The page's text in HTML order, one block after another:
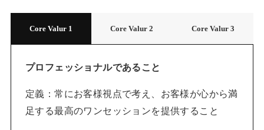
Core Valur 1 Core Valur 2 Core Valur 3
プロフェッショナルであること
定義：常にお客様視点で考え、お客様が心から満
足する最高のワンセッションを提供すること